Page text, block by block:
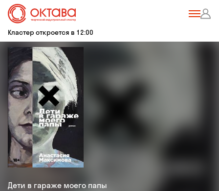
Кластер откроется в 12:00
Дети в гараже моего папы